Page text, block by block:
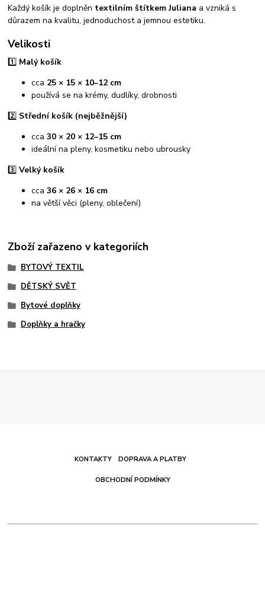
Každý košík je doplněn textilním štítkem Juliana a vzniká s
důrazem na kvalitu, jednoduchost a jemnou estetiku.
Velikosti
1️⃣ Malý košík
cca 25 × 15 × 10–12 cm
používá se na krémy, dudlíky, drobnosti
2️⃣ Střední košík (nejběžnější)
cca30 × 20 × 12–15 cm
ideální na pleny, kosmetiku nebo ubrousky
3️⃣Velký košík
cca36 × 26 × 16 cm
na větší věci (pleny, oblečení)
Zboží zařazeno v kategoriích
BYTOVÝ TEXTIL
DĚTSKÝ SVĚT
Bytové doplňky
Doplňky a hračky
KONTAKTY DOPRAVA A PLATBY
OBCHODNÍ PODMÍNKY